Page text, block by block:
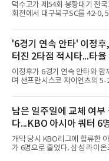
덕수고가 제54회 봉황대기 전
회전에서 대구북구SC를 42-0,
경기에서 덕수고는 1회 5점, 2
으로 18-0을 만든 뒤 4회 21점,
다. 팀 안타 34개, 볼넷 12개를
자 유격수 홍주용은 4회 홈런 2
수 6안타 3타점 4득점을 올렸고
수 6안타 5타점, 박종혁은 5타
남겼다. 선발 최희성은 5이닝 2
20안타 21실점했다.덕수고는 지
이마트배와 지난달 대통령배를
'6경기 연속 안타' 이정후
터진 2타점 적시타...타율
이정후가 6경기 연속 안타와 함
며 샌프란시스코 자이언츠의 5-
오라클파크에서 열린 2026
이거스전에 2번 타자 우익수로
수 1안타 1볼넷 2타점 1득점을
타율은 0.303(402타수 122안타
상대 선발 카이더 몬테로에게
뒤 라파엘 데버스의 중월 홈런
이던 2회말 2사 만루에서는 몬
남은 일주일에 교체 여부
다...KBO 아시아 쿼터 6
시한이 분수령
개막 당시 KBO리그에 합류한
가 6명으로 줄었다. 삼성 라이